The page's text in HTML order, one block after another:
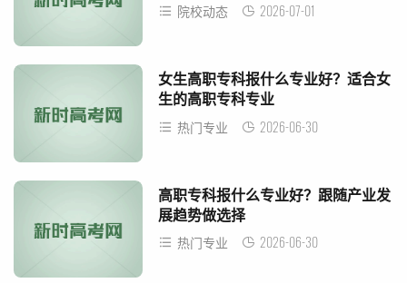
院校动态 2026-07-01
女生高职专科报什么专业好？适合女
生的高职专科专业
热门专业 2026-06-30
高职专科报什么专业好？跟随产业发
展趋势做选择
热门专业 2026-06-30